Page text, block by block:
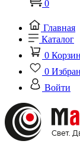
0
Главная
Каталог
0
0
Войти